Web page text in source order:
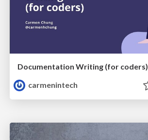
Documentation Writing (for coders)
carmenintech